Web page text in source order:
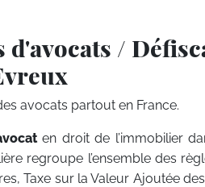
d'avocats /
avocats partout en France.
en droit de l’immobilier
regroupe l’ensemble des
Taxe sur la Valeur Ajoutée